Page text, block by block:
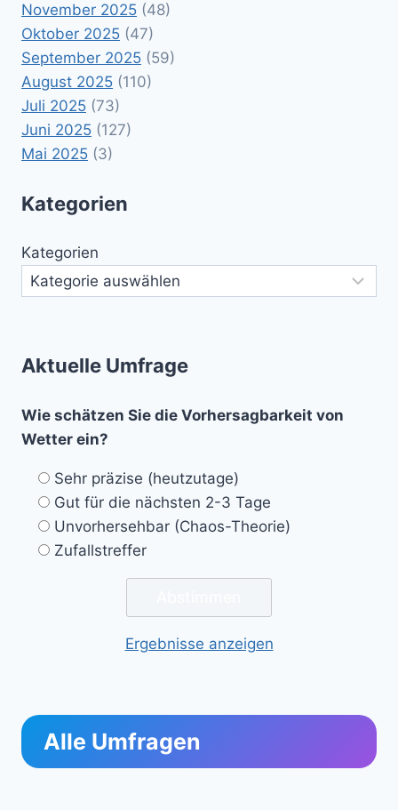
November 2025 (48)
Oktober 2025 (47)
September 2025 (59)
August 2025 (110)
Juli 2025 (73)
Juni 2025 (127)
Mai 2025 (3)
Kategorien
Kategorien
Aktuelle Umfrage
Wie schätzen Sie die Vorhersagbarkeit von
Wetter ein?
Sehr präzise (heutzutage)
Gut für die nächsten 2-3 Tage
Unvorhersehbar (Chaos-Theorie)
Zufallstreffer
Ergebnisse anzeigen
Alle Umfragen